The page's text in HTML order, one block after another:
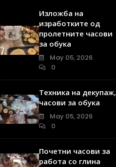
Изложба на
изработките од
пролетните часови
за обука
May 05, 2026
0
Техника на декупаж,
часови за обука
May 05, 2026
0
Почетни часови за
работа со глина